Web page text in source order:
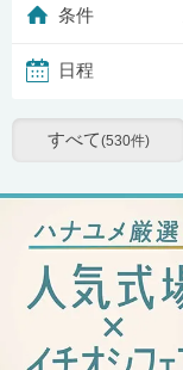
条件
日程
すべて(530件)